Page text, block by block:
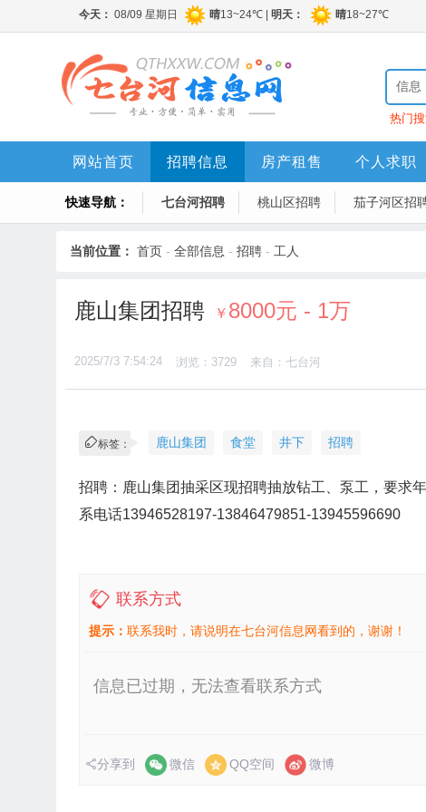
信息
热门搜
网站首页 招聘信息 房产租售 个人求职
快速导航： 七台河招聘 桃山区招聘 茄子河区招
当前位置： 首页 - 全部信息 - 招聘 - 工人
鹿山集团招聘 ￥ 8000元 - 1万
2025/7/3 7:54:24 浏览：3729 来自：七台河
标签： 鹿山集团 食堂 井下 招聘
招聘：鹿山集团抽采区现招聘抽放钻工、泵工，要求
系电话13946528197-13846479851-13945596690
联系方式
提示： 联系我时，请说明在七台河信息网看到的，谢谢！
信息已过期，无法查看联系方式
分享到 微信 QQ空间 微博